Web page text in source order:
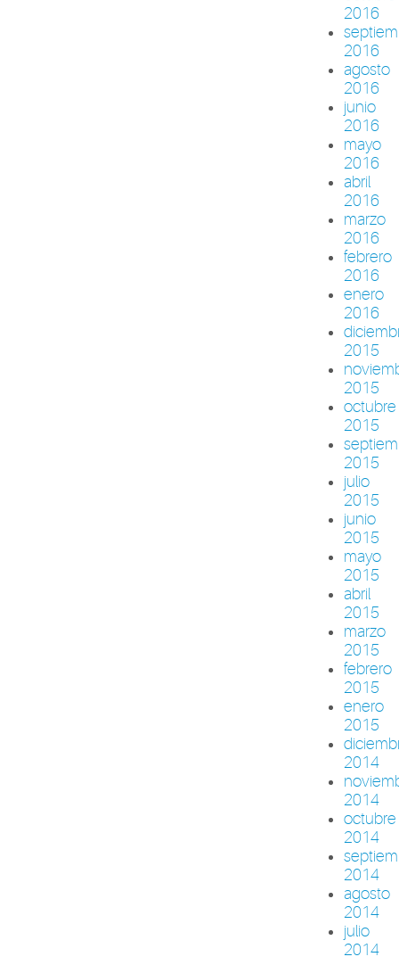
2016
2016
agosto
2016
junio
2016
mayo
2016
abril
2016
marzo
2016
febrero
2016
enero
2016
2015
2015
octubre
2015
2015
julio
2015
junio
2015
mayo
2015
abril
2015
marzo
2015
febrero
2015
enero
2015
2014
2014
octubre
2014
2014
agosto
2014
julio
2014